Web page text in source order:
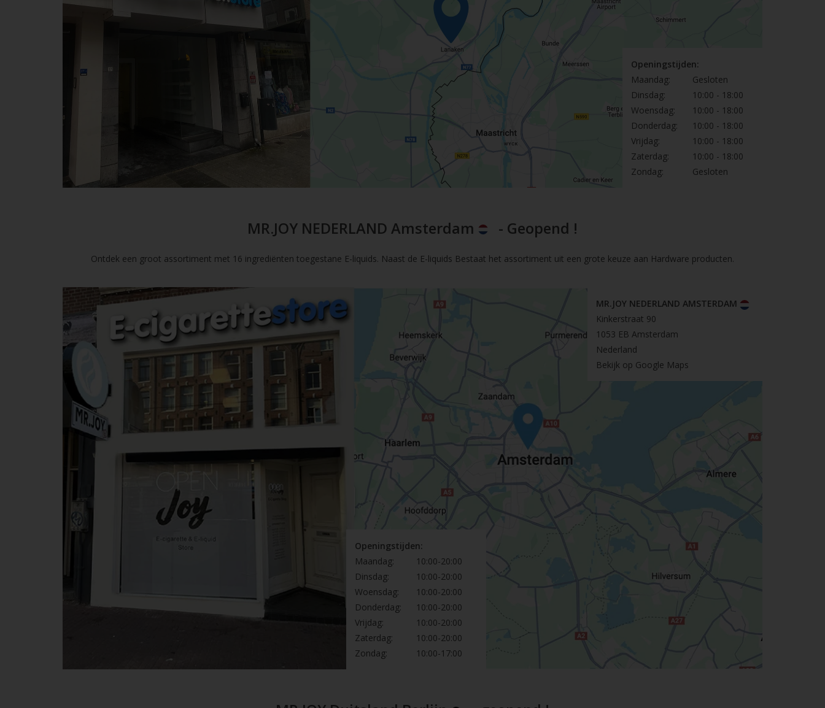
Openingstijden:
Maandag:
Gesloten
Dinsdag:
10:00 - 18:00
Woensdag:
10:00 - 18:00
Donderdag:
10:00 - 18:00
Vrijdag:
10:00 - 18:00
Zaterdag:
10:00 - 18:00
Zondag:
Gesloten
MR.JOY NEDERLAND Amsterdam - Geopend !
Ontdek een groot assortiment met 16 ingrediënten toegestane E-liquids. Naast de E-liquids Bestaat het assortiment uit een grote keuze aan Hardware producten.
MR.JOY NEDERLAND AMSTERDAM
Kinkerstraat 90
1053 EB Amsterdam
Nederland
Bekijk op Google Maps
Openingstijden:
Maandag:
10:00-20:00
Dinsdag:
10:00-20:00
Woensdag:
10:00-20:00
Donderdag:
10:00-20:00
Vrijdag:
10:00-20:00
Zaterdag:
10:00-20:00
Zondag:
10:00-17:00